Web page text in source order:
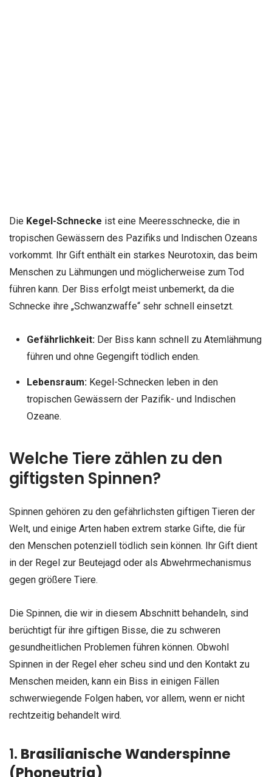
Die Kegel-Schnecke ist eine Meeresschnecke, die in
tropischen Gewässern des Pazifiks und Indischen Ozeans
vorkommt. Ihr Gift enthält ein starkes Neurotoxin, das beim
Menschen zu Lähmungen und möglicherweise zum Tod
führen kann. Der Biss erfolgt meist unbemerkt, da die
Schnecke ihre „Schwanzwaffe“ sehr schnell einsetzt.
Gefährlichkeit:Der Biss kann schnell zu Atemlähmung
führen und ohne Gegengift tödlich enden.
Lebensraum:Kegel-Schnecken leben in den
tropischen Gewässern der Pazifik- und Indischen
Ozeane.
Welche Tiere zählen zu den
giftigsten Spinnen?
Spinnen gehören zu den gefährlichsten giftigen Tieren der
Welt, und einige Arten haben extrem starke Gifte, die für
den Menschen potenziell tödlich sein können. Ihr Gift dient
in der Regel zur Beutejagd oder als Abwehrmechanismus
gegen größere Tiere.
Die Spinnen, die wir in diesem Abschnitt behandeln, sind
berüchtigt für ihre giftigen Bisse, die zu schweren
gesundheitlichen Problemen führen können. Obwohl
Spinnen in der Regel eher scheu sind und den Kontakt zu
Menschen meiden, kann ein Biss in einigen Fällen
schwerwiegende Folgen haben, vor allem, wenn er nicht
rechtzeitig behandelt wird.
1. Brasilianische Wanderspinne
(Phoneutria)